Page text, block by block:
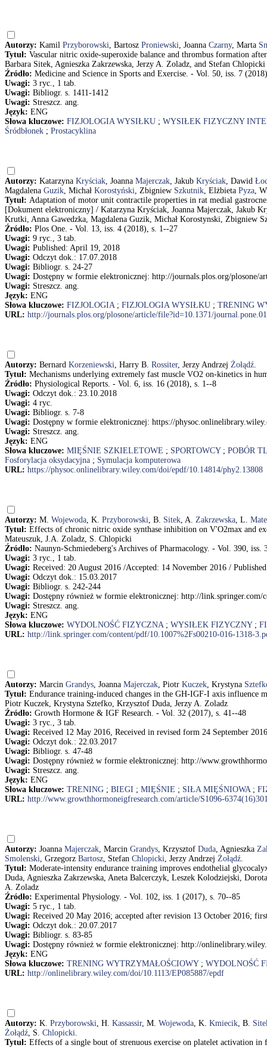
Autorzy: Kamil Przyborowski, Bartosz Proniewski, Joanna Czarny, Marta
Tytuł: Vascular nitric oxide-superoxide balance and thrombus formation
Barbara Sitek, Agnieszka Zakrzewska, Jerzy A. Zoladz, and Stefan Chlopicki
Źródło: Medicine and Science in Sports and Exercise. - Vol. 50, iss. 7
Uwagi: 3 ryc., 1 tab.
Uwagi: Bibliogr. s. 1411-1412
Uwagi: Streszcz. ang.
Język: ENG
Słowa kluczowe: FIZJOLOGIA WYSIŁKU ; WYSIŁEK FIZYCZNY
Śródbłonek ; Prostacyklina
Autorzy: Katarzyna Kryściak, Joanna Majerczak, Jakub Kryściak, Dawid
Magdalena Guzik, Michał Korostyński, Zbigniew Szkutnik, Elżbieta Pyza,
Tytuł: Adaptation of motor unit contractile properties in rat medial
[Dokument elektroniczny] / Katarzyna Kryściak, Joanna Majerczak, Jakub
Krutki, Anna Gawedzka, Magdalena Guzik, Michał Korostynski, Zbigniew
Źródło: Plos One. - Vol. 13, iss. 4 (2018), s. 1--27
Uwagi: 9 ryc., 3 tab.
Uwagi: Published: April 19, 2018
Uwagi: Odczyt dok.: 17.07.2018
Uwagi: Bibliogr. s. 24-27
Uwagi: Dostępny w formie elektronicznej: http://journals.plos.org/plosone/
Uwagi: Streszcz. ang.
Język: ENG
Słowa kluczowe: FIZJOLOGIA; FIZJOLOGIA WYSIŁKU ; TRENING
URL: http://journals.plos.org/plosone/article/file?id=10.1371/
Autorzy: Bernard Korzeniewski, Harry B. Rossiter, Jerzy Andrzej Żołądź.
Tytuł: Mechanisms underlying extremely fast muscle VO2 on-kinetics in
Źródło: Physiological Reports. - Vol. 6, iss. 16 (2018), s. 1--8
Uwagi: Odczyt dok.: 23.10.2018
Uwagi: 4 ryc.
Uwagi: Bibliogr. s. 7-8
Uwagi: Dostępny w formie elektronicznej: https://
Uwagi: Streszcz. ang.
Język: ENG
Słowa kluczowe: MIĘŚNIE SZKIELETOWE ; SPORTOWCY; POBÓR
Fosforylacja oksydacyjna ; Symulacja komputerowa
URL: https://physoc.onlinelibrary.wiley.com/doi/epdf/10.14814/phy2.13808
Autorzy: M. Wojewoda, K. Przyborowski, B. Sitek, A. Zakrzewska, L.
Tytuł: Effects of chronic nitric oxide synthase inhibition on V'O2max and
Mateuszuk, J.A. Zoladz, S. Chlopicki
Źródło: Naunyn-Schmiedeberg's Archives of Pharmacology. - Vol. 390, iss.
Uwagi: 3 ryc., 1 tab.
Uwagi: Received: 20 August 2016 /Accepted: 14 November 2016 /
Uwagi: Odczyt dok.: 15.03.2017
Uwagi: Bibliogr. s. 242-244
Uwagi: Dostępny również w formie elektronicznej: http://link.springer.com/
Uwagi: Streszcz. ang.
Język: ENG
Słowa kluczowe: WYDOLNOŚĆ FIZYCZNA; WYSIŁEK FIZYCZNY;
URL: http://link.springer.com/content/pdf/10.1007%2Fs00210-016-1318-
Autorzy: Marcin Grandys, Joanna Majerczak, Piotr Kuczek, Krystyna
Tytuł: Endurance training-induced changes in the GH-IGF-I axis influence
Piotr Kuczek, Krystyna Sztefko, Krzysztof Duda, Jerzy A. Zoladz
Źródło: Growth Hormone & IGF Research. - Vol. 32 (2017), s. 41--48
Uwagi: 3 ryc., 3 tab.
Uwagi: Received 12 May 2016, Received in revised form 24 September
Uwagi: Odczyt dok.: 22.03.2017
Uwagi: Bibliogr. s. 47-48
Uwagi: Dostępny również w formie elektronicznej: http://
Uwagi: Streszcz. ang.
Język: ENG
Słowa kluczowe: TRENING ; BIEGI ; MIĘŚNIE ; SIŁA MIĘŚNIOWA;
URL: http://www.growthhormoneigfresearch.com/article/S1096-
Autorzy: Joanna Majerczak, Marcin Grandys, Krzysztof Duda, Agnieszka
Smolenski, Grzegorz Bartosz, Stefan Chlopicki, Jerzy Andrzej Żołądź.
Tytuł: Moderate-intensity endurance training improves endothelial
Duda, Agnieszka Zakrzewska, Aneta Balcerczyk, Leszek Kolodziejski,
A. Zoladz
Źródło: Experimental Physiology. - Vol. 102, iss. 1 (2017), s. 70--85
Uwagi: 5 ryc., 1 tab.
Uwagi: Received 20 May 2016; accepted after revision 13 October 2016;
Uwagi: Odczyt dok.: 20.07.2017
Uwagi: Bibliogr. s. 83-85
Uwagi: Dostępny również w formie elektronicznej: http://
Język: ENG
Słowa kluczowe: TRENING WYTRZYMAŁOŚCIOWY; WYDOLNOŚĆ
URL: http://onlinelibrary.wiley.com/doi/10.1113/EP085887/epdf
Autorzy: K. Przyborowski, H. Kassassir, M. Wojewoda, K. Kmiecik, B.
Żołądź, S. Chlopicki.
Tytuł: Effects of a single bout of strenuous exercise on platelet activation